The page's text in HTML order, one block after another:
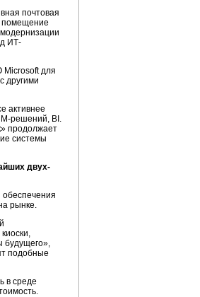
почтовая
помещение
ИТ-
Microsoft для
другими
активнее
решений, BI.
продолжает
системы
двух-
рынке.
будущего»,
подобные
в среде